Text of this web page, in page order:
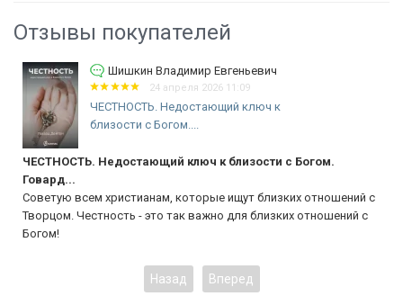
Отзывы покупателей
Шишкин Владимир Евгеньевич
24 апреля 2026 11:09
ЧЕСТНОСТЬ. Недостающий ключ к
близости с Богом....
ЧЕСТНОСТЬ. Недостающий ключ к близости с Богом.
Говард...
Советую всем христианам, которые ищут близких отношений с
Творцом. Честность - это так важно для близких отношений с
Богом!
Назад Вперед